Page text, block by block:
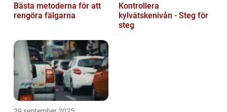
Bästa metoderna för att
rengöra fälgarna
Kontrollera
kylvätskenivån - Steg för
steg